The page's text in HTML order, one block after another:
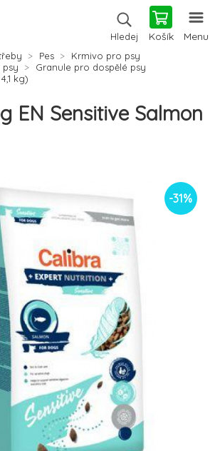
Hledej Košík Menu
Pes
Krmivo pro psy
psy
Granule pro dospělé psy
kg)
EN Sensitive Salmon
-31%